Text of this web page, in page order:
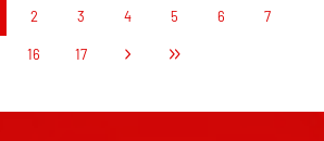
2 3 4 5 6 7
16 17